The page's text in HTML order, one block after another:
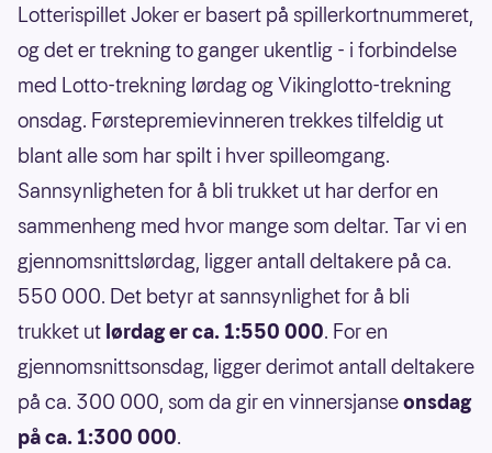
Lotterispillet Joker er basert på spillerkortnummeret,
og det er trekning to ganger ukentlig - i forbindelse
med Lotto-trekning lørdag og Vikinglotto-trekning
onsdag. Førstepremievinneren trekkes tilfeldig ut
blant alle som har spilt i hver spilleomgang.
Sannsynligheten for å bli trukket ut har derfor en
sammenheng med hvor mange som deltar. Tar vi en
gjennomsnittslørdag, ligger antall deltakere på ca.
550 000. Det betyr at sannsynlighet for å bli
trukket ut lørdag er ca. 1:550 000. For en
gjennomsnittsonsdag, ligger derimot antall deltakere
på ca. 300 000, som da gir en vinnersjanseonsdag
på ca. 1:300 000.